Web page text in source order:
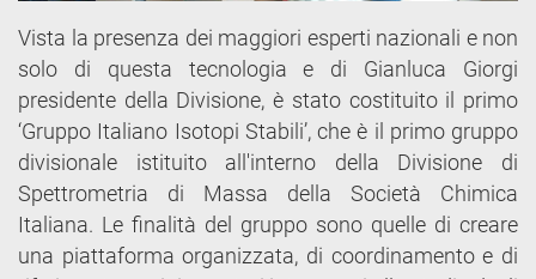
Vista la presenza dei maggiori esperti nazionali e non
solo di questa tecnologia e di Gianluca Giorgi
presidente della Divisione, è stato costituito il primo
‘Gruppo Italiano Isotopi Stabili’, che è il primo gruppo
divisionale istituito all'interno della Divisione di
Spettrometria di Massa della Società Chimica
Italiana. Le finalità del gruppo sono quelle di creare
una piattaforma organizzata, di coordinamento e di